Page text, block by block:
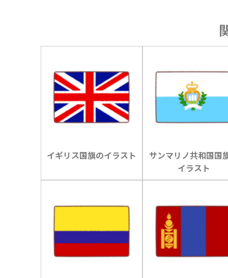
イギリス国旗のイラスト
サンマリノ共和国国
イラスト